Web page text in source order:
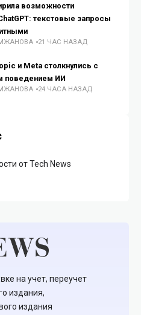
возможности
текстовые запросы
21 ЧАС НАЗАД
и Meta столкнулись с
поведением ИИ
24 ЧАСА НАЗАД
от Tech News
на учет, переучет
издания,
издания